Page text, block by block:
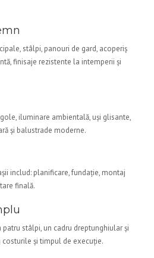
stâlpi, panouri de gard, acoperiș
finisaje rezistente la intemperii și
iluminare ambientală, uși glisante,
și balustrade moderne.
includ: planificare, fundație, montaj
finală.
stâlpi, un cadru dreptunghiular și
și timpul de execuție.